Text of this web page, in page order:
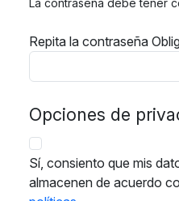
La contraseña debe tener
Repita la contraseña
Opciones de
Sí, consiento que mis
almacenen de acuerdo